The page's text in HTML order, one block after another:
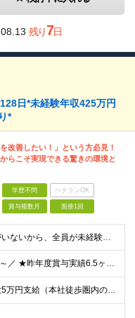
残り7日
日*未経験年収425万円
*
を改善したい！」という方必見！
らこそ実現できる驚きの環境と
学歴不問 ベテランOK
賞与複数月 面接1回
★日本にほぼ競合がいないから、全員が未経験入社！ ★20代〜30代の販売・サービス出身者が活躍中！ ●学歴・職歴・ブランク不問 ●普通自動車免許（AT限定可）必須 ＼一つでも当てはまる方へオススメ
＼想定年収500万円～／ ★昨年度賞与実績6.5ヶ月分 ★家族手当・役職手当・資格取得祝い金・食事補助など手厚い待遇 月給23万円〜30万円＋賞与年3回＋各種手当 ※経験・スキルを考慮の上、決定し
★引越し祝い金最大5万円支給（本社徒歩圏内の方） ★「新横浜駅」より徒歩3分とアクセス良好◎ ★社内には代表取締役の趣味であるブリティッシュ雑貨が置かれるなどオシャレ空間 本社／神奈川県横浜市港北区